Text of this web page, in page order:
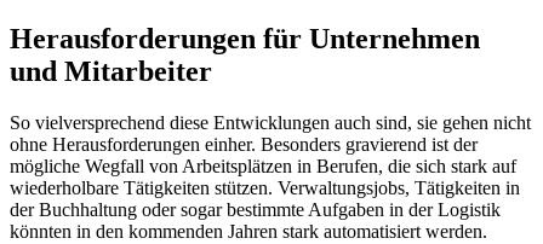
Herausforderungen für Unternehmen
und Mitarbeiter
So vielversprechend diese Entwicklungen auch sind, sie gehen nicht
ohne Herausforderungen einher. Besonders gravierend ist der
mögliche Wegfall von Arbeitsplätzen in Berufen, die sich stark auf
wiederholbare Tätigkeiten stützen. Verwaltungsjobs, Tätigkeiten in
der Buchhaltung oder sogar bestimmte Aufgaben in der Logistik
könnten in den kommenden Jahren stark automatisiert werden.